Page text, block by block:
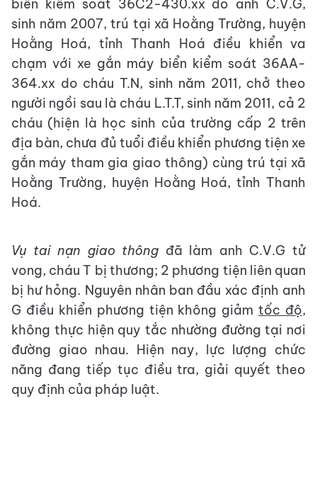
biển kiểm soát 36C2-430.xx do anh C.V.G,
sinh năm 2007, trú tại xã Hoằng Trường, huyện
Hoằng Hoá, tỉnh Thanh Hoá điều khiển va
chạm với xe gắn máy biển kiểm soát 36AA-
364.xx do cháu T.N, sinh năm 2011, chở theo
người ngồi sau là cháu L.T.T, sinh năm 2011, cả 2
cháu (hiện là học sinh của trường cấp 2 trên
địa bàn, chưa đủ tuổi điều khiển phương tiện xe
gắn máy tham gia giao thông) cùng trú tại xã
Hoằng Trường, huyện Hoằng Hoá, tỉnh Thanh
Hoá.
Vụ tai nạn giao thông đã làm anh C.V.G tử
vong, cháu T bị thương; 2 phương tiện liên quan
bị hư hỏng. Nguyên nhân ban đầu xác định anh
G điều khiển phương tiện không giảmtốc độ,
không thực hiện quy tắc nhường đường tại nơi
đường giao nhau. Hiện nay, lực lượng chức
năng đang tiếp tục điều tra, giải quyết theo
quy định của pháp luật.